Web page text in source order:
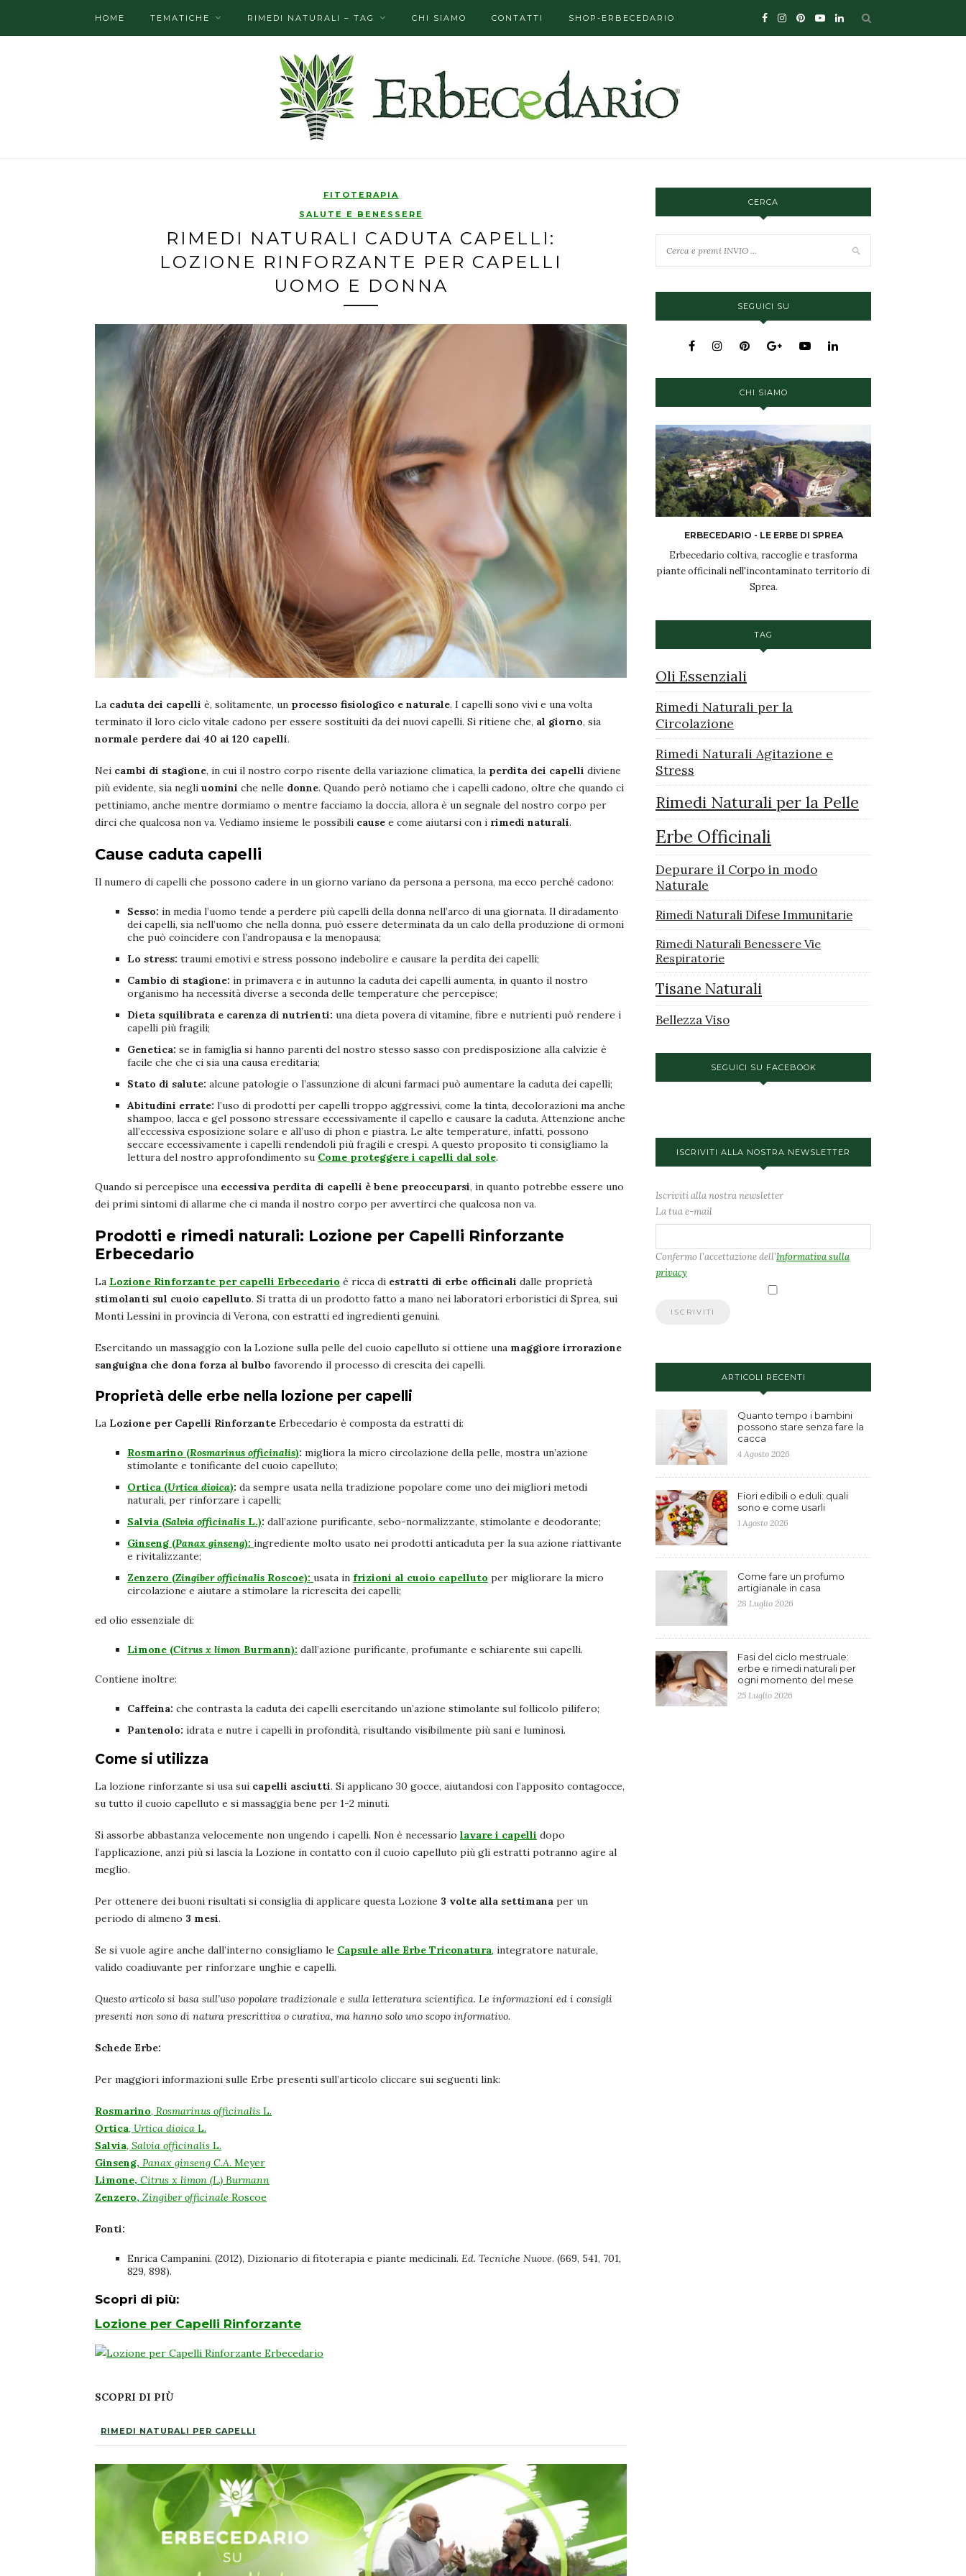
HOME TEMATICHE RIMEDI NATURALI – TAG CHI SIAMO CONTATTI SHOP-ERBECEDARIO
FITOTERAPIA
SALUTE E BENESSERE
RIMEDI NATURALI CADUTA CAPELLI:
LOZIONE RINFORZANTE PER CAPELLI
UOMO E DONNA
La caduta dei capelli è, solitamente, un processo fisiologico e naturale. I capelli sono vivi e una volta
terminato il loro ciclo vitale cadono per essere sostituiti da dei nuovi capelli. Si ritiene che, al giorno, sia
normale perdere dai 40 ai 120 capelli.
Nei cambi di stagione, in cui il nostro corpo risente della variazione climatica, la perdita dei capelli diviene
più evidente, sia negli uomini che nelle donne. Quando però notiamo che i capelli cadono, oltre che quando ci
pettiniamo, anche mentre dormiamo o mentre facciamo la doccia, allora è un segnale del nostro corpo per
dirci che qualcosa non va. Vediamo insieme le possibili cause e come aiutarsi con i rimedi naturali.
Cause caduta capelli
Il numero di capelli che possono cadere in un giorno variano da persona a persona, ma ecco perché cadono:
Sesso: in media l’uomo tende a perdere più capelli della donna nell’arco di una giornata. Il diradamento
dei capelli, sia nell’uomo che nella donna, può essere determinata da un calo della produzione di ormoni
che può coincidere con l’andropausa e la menopausa;
Lo stress: traumi emotivi e stress possono indebolire e causare la perdita dei capelli;
Cambio di stagione: in primavera e in autunno la caduta dei capelli aumenta, in quanto il nostro
organismo ha necessità diverse a seconda delle temperature che percepisce;
Dieta squilibrata e carenza di nutrienti: una dieta povera di vitamine, fibre e nutrienti può rendere i
capelli più fragili;
Genetica: se in famiglia si hanno parenti del nostro stesso sasso con predisposizione alla calvizie è
facile che che ci sia una causa ereditaria;
Stato di salute: alcune patologie o l’assunzione di alcuni farmaci può aumentare la caduta dei capelli;
Abitudini errate: l’uso di prodotti per capelli troppo aggressivi, come la tinta, decolorazioni ma anche
shampoo, lacca e gel possono stressare eccessivamente il capello e causare la caduta. Attenzione anche
all’eccessiva esposizione solare e all’uso di phon e piastra. Le alte temperature, infatti, possono
seccare eccessivamente i capelli rendendoli più fragili e crespi. A questo proposito ti consigliamo la
lettura del nostro approfondimento su Come proteggere i capelli dal sole.
Quando si percepisce una eccessiva perdita di capelli è bene preoccuparsi, in quanto potrebbe essere uno
dei primi sintomi di allarme che ci manda il nostro corpo per avvertirci che qualcosa non va.
Prodotti e rimedi naturali: Lozione per Capelli Rinforzante
Erbecedario
La Lozione Rinforzante per capelli Erbecedario è ricca di estratti di erbe officinali dalle proprietà
stimolanti sul cuoio capelluto. Si tratta di un prodotto fatto a mano nei laboratori erboristici di Sprea, sui
Monti Lessini in provincia di Verona, con estratti ed ingredienti genuini.
Esercitando un massaggio con la Lozione sulla pelle del cuoio capelluto si ottiene una maggiore irrorazione
sanguigna che dona forza al bulbo favorendo il processo di crescita dei capelli.
Proprietà delle erbe nella lozione per capelli
La Lozione per Capelli Rinforzante Erbecedario è composta da estratti di:
Rosmarino (Rosmarinus officinalis): migliora la micro circolazione della pelle, mostra un’azione
stimolante e tonificante del cuoio capelluto;
Ortica (Urtica dioica): da sempre usata nella tradizione popolare come uno dei migliori metodi
naturali, per rinforzare i capelli;
Salvia (Salvia officinalis L.): dall’azione purificante, sebo-normalizzante, stimolante e deodorante;
Ginseng (Panax ginseng): ingrediente molto usato nei prodotti anticaduta per la sua azione riattivante
e rivitalizzante;
Zenzero (Zingiber officinalis Roscoe): usata in frizioni al cuoio capelluto per migliorare la micro
circolazione e aiutare a stimolare la ricrescita dei capelli;
ed olio essenziale di:
Limone (Citrus x limon Burmann): dall’azione purificante, profumante e schiarente sui capelli.
Contiene inoltre:
Caffeina: che contrasta la caduta dei capelli esercitando un’azione stimolante sul follicolo pilifero;
Pantenolo: idrata e nutre i capelli in profondità, risultando visibilmente più sani e luminosi.
Come si utilizza
La lozione rinforzante si usa sui capelli asciutti. Si applicano 30 gocce, aiutandosi con l’apposito contagocce,
su tutto il cuoio capelluto e si massaggia bene per 1-2 minuti.
Si assorbe abbastanza velocemente non ungendo i capelli. Non è necessario lavare i capelli dopo
l’applicazione, anzi più si lascia la Lozione in contatto con il cuoio capelluto più gli estratti potranno agire al
meglio.
Per ottenere dei buoni risultati si consiglia di applicare questa Lozione 3 volte alla settimana per un
periodo di almeno 3 mesi.
Se si vuole agire anche dall’interno consigliamo le Capsule alle Erbe Triconatura, integratore naturale,
valido coadiuvante per rinforzare unghie e capelli.
Questo articolo si basa sull’uso popolare tradizionale e sulla letteratura scientifica. Le informazioni ed i consigli
presenti non sono di natura prescrittiva o curativa, ma hanno solo uno scopo informativo.
Schede Erbe:
Per maggiori informazioni sulle Erbe presenti sull’articolo cliccare sui seguenti link:
Rosmarino, Rosmarinus officinalis L.
Ortica, Urtica dioica L.
Salvia, Salvia officinalis L.
Ginseng, Panax ginseng C.A. Meyer
Limone, Citrus x limon (L.) Burmann
Zenzero, Zingiber officinale Roscoe
Fonti:
Enrica Campanini. (2012), Dizionario di fitoterapia e piante medicinali. Ed. Tecniche Nuove. (669, 541, 701,
829, 898).
Scopri di più:
Lozione per Capelli Rinforzante
SCOPRI DI PIÙ
RIMEDI NATURALI PER CAPELLI
CERCA
SEGUICI SU
CHI SIAMO
ERBECEDARIO - LE ERBE DI SPREA
Erbecedario coltiva, raccoglie e trasforma
piante officinali nell'incontaminato territorio di
Sprea.
TAG
Oli Essenziali
Rimedi Naturali per la
Circolazione
Rimedi Naturali Agitazione e
Stress
Rimedi Naturali per la Pelle
Erbe Officinali
Depurare il Corpo in modo
Naturale
Rimedi Naturali Difese Immunitarie
Rimedi Naturali Benessere Vie
Respiratorie
Tisane Naturali
Bellezza Viso
SEGUICI SU FACEBOOK
ISCRIVITI ALLA NOSTRA NEWSLETTER
Iscriviti alla nostra newsletter
La tua e-mail
Confermo l'accettazione dell'Informativa sulla
privacy
ARTICOLI RECENTI
Quanto tempo i bambini
possono stare senza fare la
cacca
4 Agosto 2026
Fiori edibili o eduli: quali
sono e come usarli
1 Agosto 2026
Come fare un profumo
artigianale in casa
28 Luglio 2026
Fasi del ciclo mestruale:
erbe e rimedi naturali per
ogni momento del mese
25 Luglio 2026